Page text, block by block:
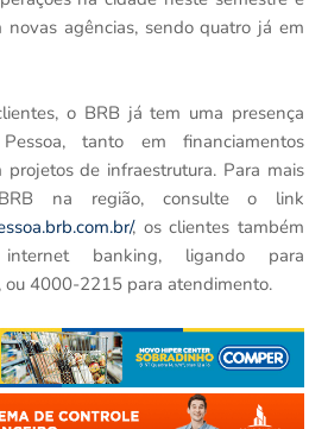
agências, sendo quatro já em
o BRB já tem uma presença
tanto em financiamentos
projetos de infraestrutura. Para mais
na região, consulte o link
, os clientes também
banking, ligando para
4000-2215 para atendimento.